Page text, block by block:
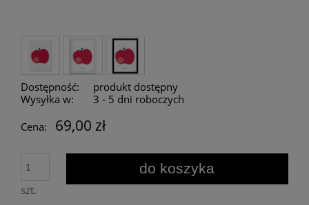
Dostępność:
produkt dostępny
Wysyłka w:
3 - 5 dni roboczych
Cena:
69,00 zł
szt.
do koszyka